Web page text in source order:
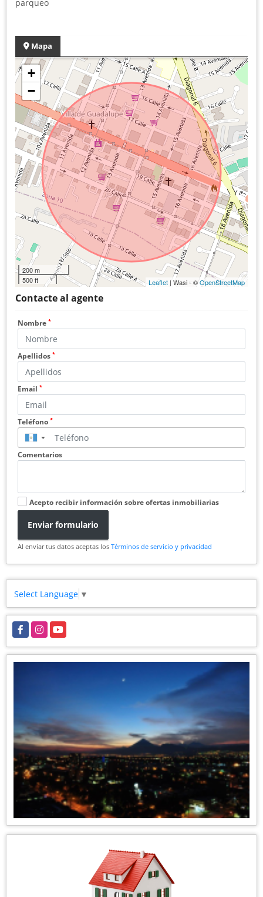
parqueo
Mapa
+
−
200 m
500 ft
Leaflet | Wasi - ©OpenStreetMap
Contacte al agente
Nombre *
Apellidos *
Email *
Teléfono *
▼
Comentarios
Acepto recibir información sobre ofertas inmobiliarias
Enviar formulario
Al enviar tus datos aceptas los Términos de servicio y privacidad
Select Language ▼
FacebookInstagramYouTube